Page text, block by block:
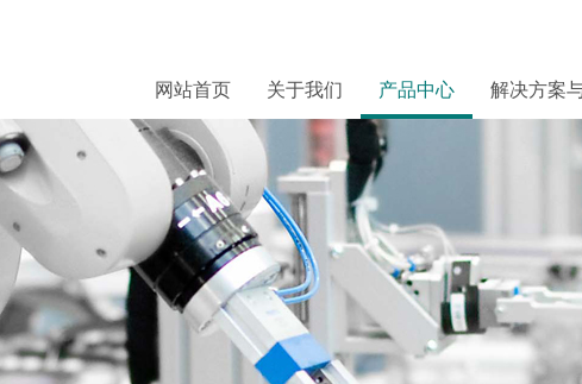
网站首页 关于我们 产品中心 解决方案